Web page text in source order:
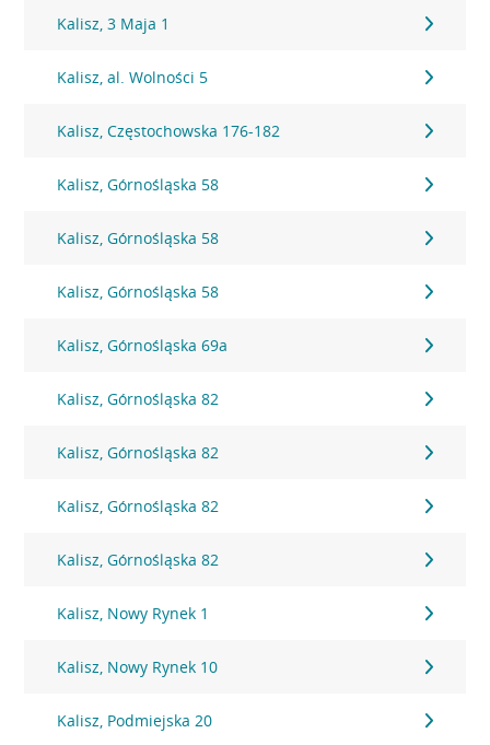
Kalisz, 3 Maja 1
Kalisz, al. Wolności 5
Kalisz, Częstochowska 176-182
Kalisz, Górnośląska 58
Kalisz, Górnośląska 58
Kalisz, Górnośląska 58
Kalisz, Górnośląska 69a
Kalisz, Górnośląska 82
Kalisz, Górnośląska 82
Kalisz, Górnośląska 82
Kalisz, Górnośląska 82
Kalisz, Nowy Rynek 1
Kalisz, Nowy Rynek 10
Kalisz, Podmiejska 20